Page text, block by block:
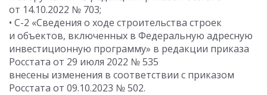
от 14.10.2022 № 703;
• С-2 «Сведения о ходе строительства строек
и объектов, включенных в Федеральную адресную
инвестиционную программу» в редакции приказа
Росстата от 29 июля 2022 № 535
внесены изменения в соответствии с приказом
Росстата от 09.10.2023 № 502.